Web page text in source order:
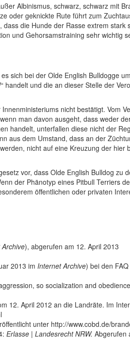
Albinismus, schwarz, schwarz mit
oder geknickte Rute führt zum
die Hunde der Rasse extrem stark
und Gehorsamstraining sehr wichtig
sich bei der Olde English Bulldogge
und die an dieser Stelle der
nicht bestätigt. Vom
man davon ausgeht, dass weder
handelt, unterfallen diese nicht der
aus dem Umstand, dass an der
nicht auf eine Kreuzung der hier
vor, dass Olde English Bulldog zu
der Phänotyp eines Pitbull Terriers
öffentlichen oder privaten
), abgerufen am 12. April 2013
2013 im Internet Archive) bei den
so socialization and
12. April 2012 an die Landräte. Im
unter http://www.cobd.de/
Erlasse | Landesrecht NRW. Abgerufen